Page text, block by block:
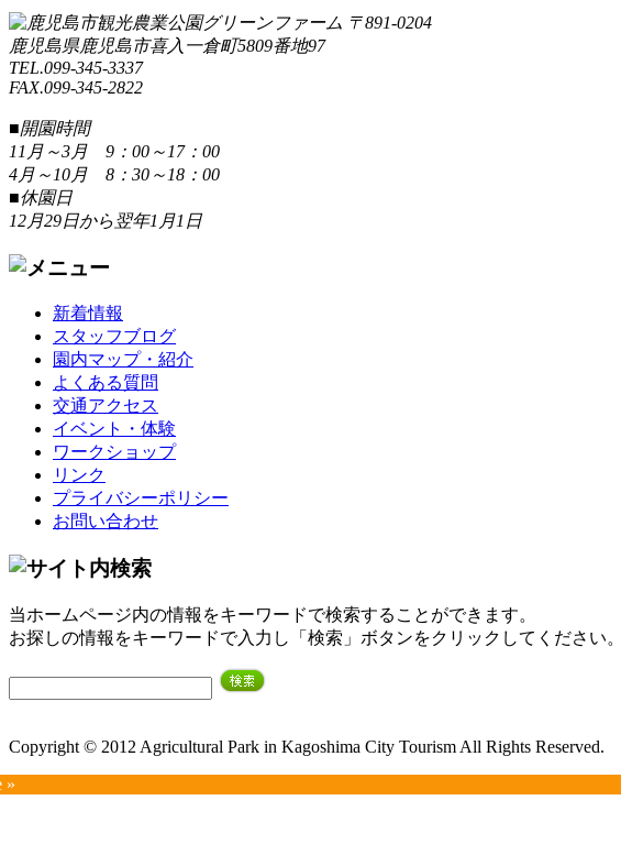
〒891-0204
鹿児島県鹿児島市喜入一倉町5809番地97
TEL.099-345-3337
FAX.099-345-2822
■開園時間
11月～3月 9：00～17：00
4月～10月 8：30～18：00
■休園日
12月29日から翌年1月1日
新着情報
スタッフブログ
園内マップ・紹介
よくある質問
交通アクセス
イベント・体験
ワークショップ
リンク
プライバシーポリシー
お問い合わせ
当ホームページ内の情報をキーワードで検索することができます。
お探しの情報をキーワードで入力し「検索」ボタンをクリックしてください。
Copyright © 2012 Agricultural Park in Kagoshima City Tourism All Rights Reserved.
»